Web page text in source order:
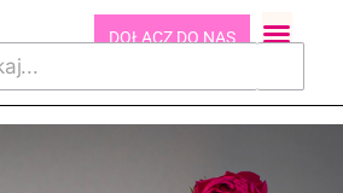
DOŁĄCZ DO NAS